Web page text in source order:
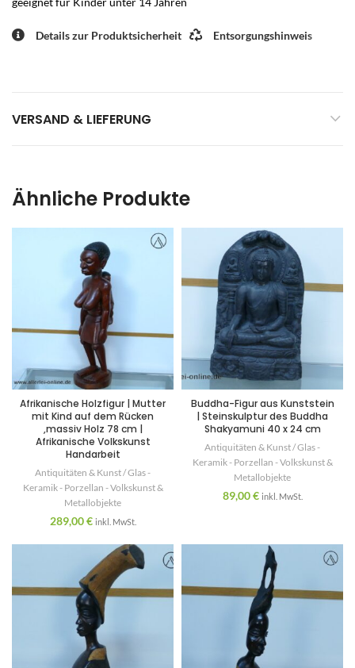
Details zur Produktsicherheit Entsorgungshinweis
VERSAND & LIEFERUNG
Ähnliche Produkte
Afrikanische Holzfigur | Mutter
mit Kind auf dem Rücken
,massiv Holz 78 cm |
Afrikanische Volkskunst
Handarbeit
Antiquitäten & Kunst / Glas -
Keramik - Porzellan - Volkskunst &
Metallobjekte
289,00€ inkl. MwSt.
Buddha-Figur aus Kunststein
| Steinskulptur des Buddha
Shakyamuni 40 x 24 cm
Antiquitäten & Kunst / Glas -
Keramik - Porzellan - Volkskunst &
Metallobjekte
89,00€ inkl. MwSt.